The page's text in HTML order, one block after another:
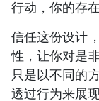
行动，你的存
信任这份设计
性，让你对是
只是以不同的
透过行为来展